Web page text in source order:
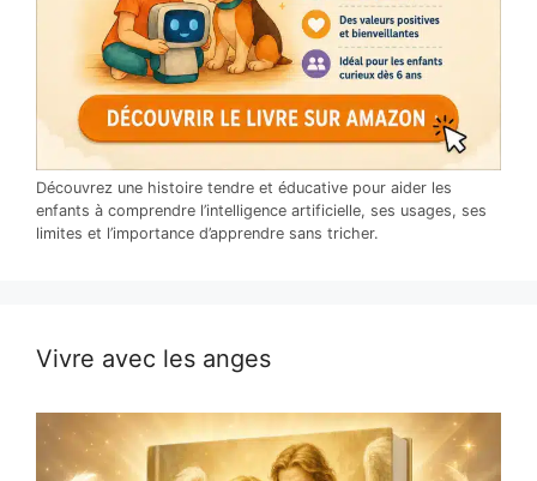
Découvrez une histoire tendre et éducative pour aider les
enfants à comprendre l’intelligence artificielle, ses usages, ses
limites et l’importance d’apprendre sans tricher.
Vivre avec les anges